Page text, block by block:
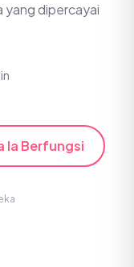
yang dipercayai
Ia Berfungsi